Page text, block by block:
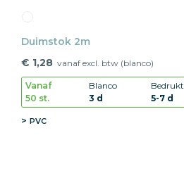
Duimstok 2m
€ 1,28 vanaf excl. btw (blanco)
Vanaf
50 st.
Blanco
3 d
Bedrukt
5-7 d
PVC